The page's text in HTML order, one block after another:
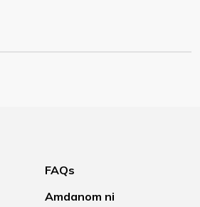
FAQs
Amdanom ni